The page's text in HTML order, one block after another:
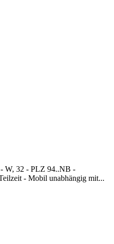
- W, 32 - PLZ 94..NB -
- Mobil unabhängig mit...